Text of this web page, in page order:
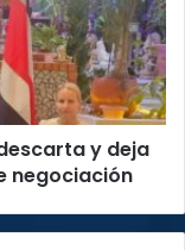
y deja
negociación